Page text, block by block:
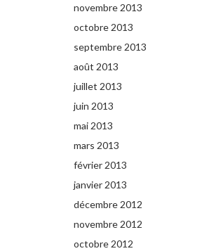
novembre 2013
octobre 2013
septembre 2013
août 2013
juillet 2013
juin 2013
mai 2013
mars 2013
février 2013
janvier 2013
décembre 2012
novembre 2012
octobre 2012